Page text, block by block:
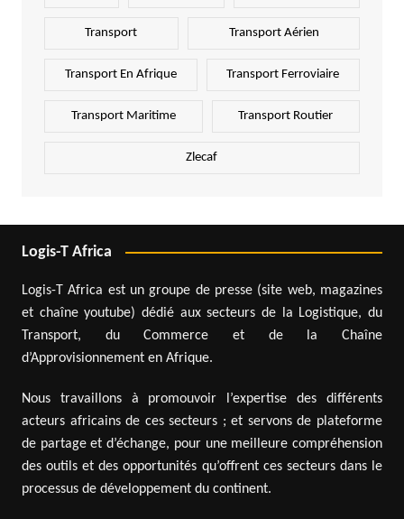
Transport Transport Aérien
Transport En Afrique Transport Ferroviaire
Transport Maritime Transport Routier
Zlecaf
Logis-T Africa
Logis-T Africa est un groupe de presse (site web, magazines
et chaîne youtube) dédié aux secteurs de la Logistique, du
Transport, du Commerce et de la Chaîne
d’Approvisionnement en Afrique.
Nous travaillons à promouvoir l’expertise des différents
acteurs africains de ces secteurs ; et servons de plateforme
de partage et d’échange, pour une meilleure compréhension
des outils et des opportunités qu’offrent ces secteurs dans le
processus de développement du continent.